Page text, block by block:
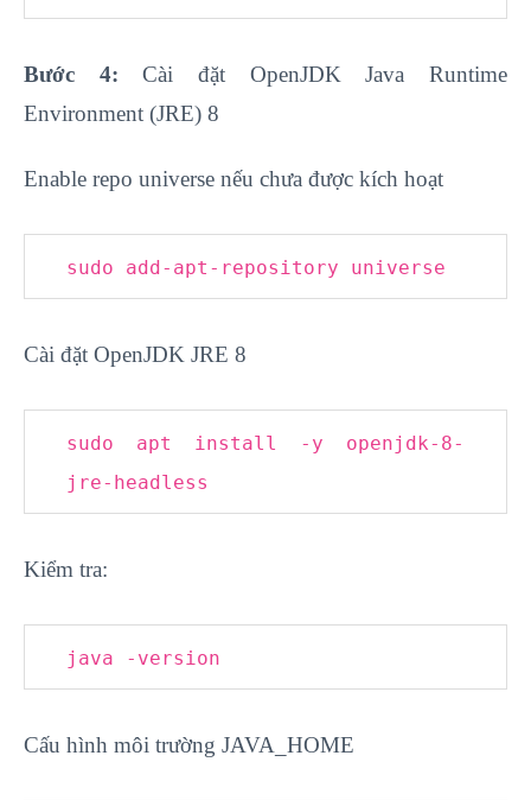
Bước 4: Cài đặt OpenJDK Java Runtime
Environment (JRE) 8
Enable repo universe nếu chưa được kích hoạt
sudo add-apt-repository universe
Cài đặt OpenJDK JRE 8
sudo apt install -y openjdk- 8-
jre-headless
Kiểm tra:
java -version
Cấu hình môi trường JAVA_HOME